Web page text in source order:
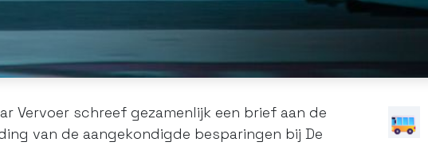
Vervoer schreef gezamenlijk een brief aan de
van de aangekondigde besparingen bij De